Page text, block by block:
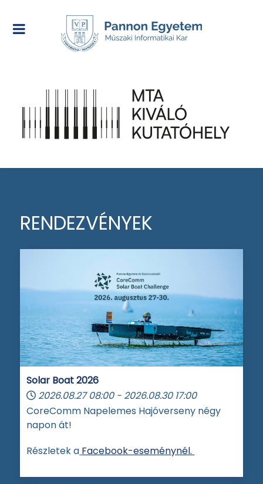
RENDEZVÉNYEK
Solar Boat 2026
2026.08.27 08:00 - 2026.08.30 17:00
CoreComm Napelemes Hajóverseny négy
napon át!
Részletek a Facebook-eseménynél.